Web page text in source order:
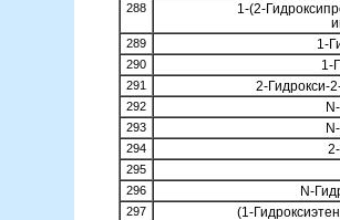
288
1-(2-
289 1-
290 1-
291 2-Гидрокси-
292
293
294
295
296
N-
297 (1-